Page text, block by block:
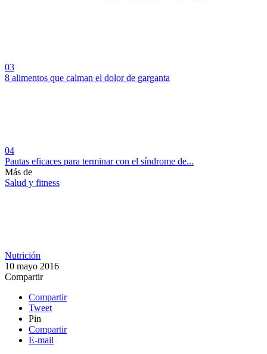
03
8 alimentos que calman el dolor de garganta
04
Pautas eficaces para terminar con el síndrome de...
Más de
Salud y fitness
Nutrición
10 mayo 2016
Compartir
Compartir
Tweet
Pin
Compartir
E-mail